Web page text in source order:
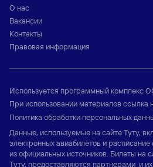
О нас
Вакансии
Контакты
Правовая информация
Используется программный комплекс
При использовании материалов ссылка
Политика обработки персональных
Данные, используемые на сайте Туту,
электронных авиабилетов и расписание
из официальных источников. Билеты на
Туту, предоставляются партнерами и